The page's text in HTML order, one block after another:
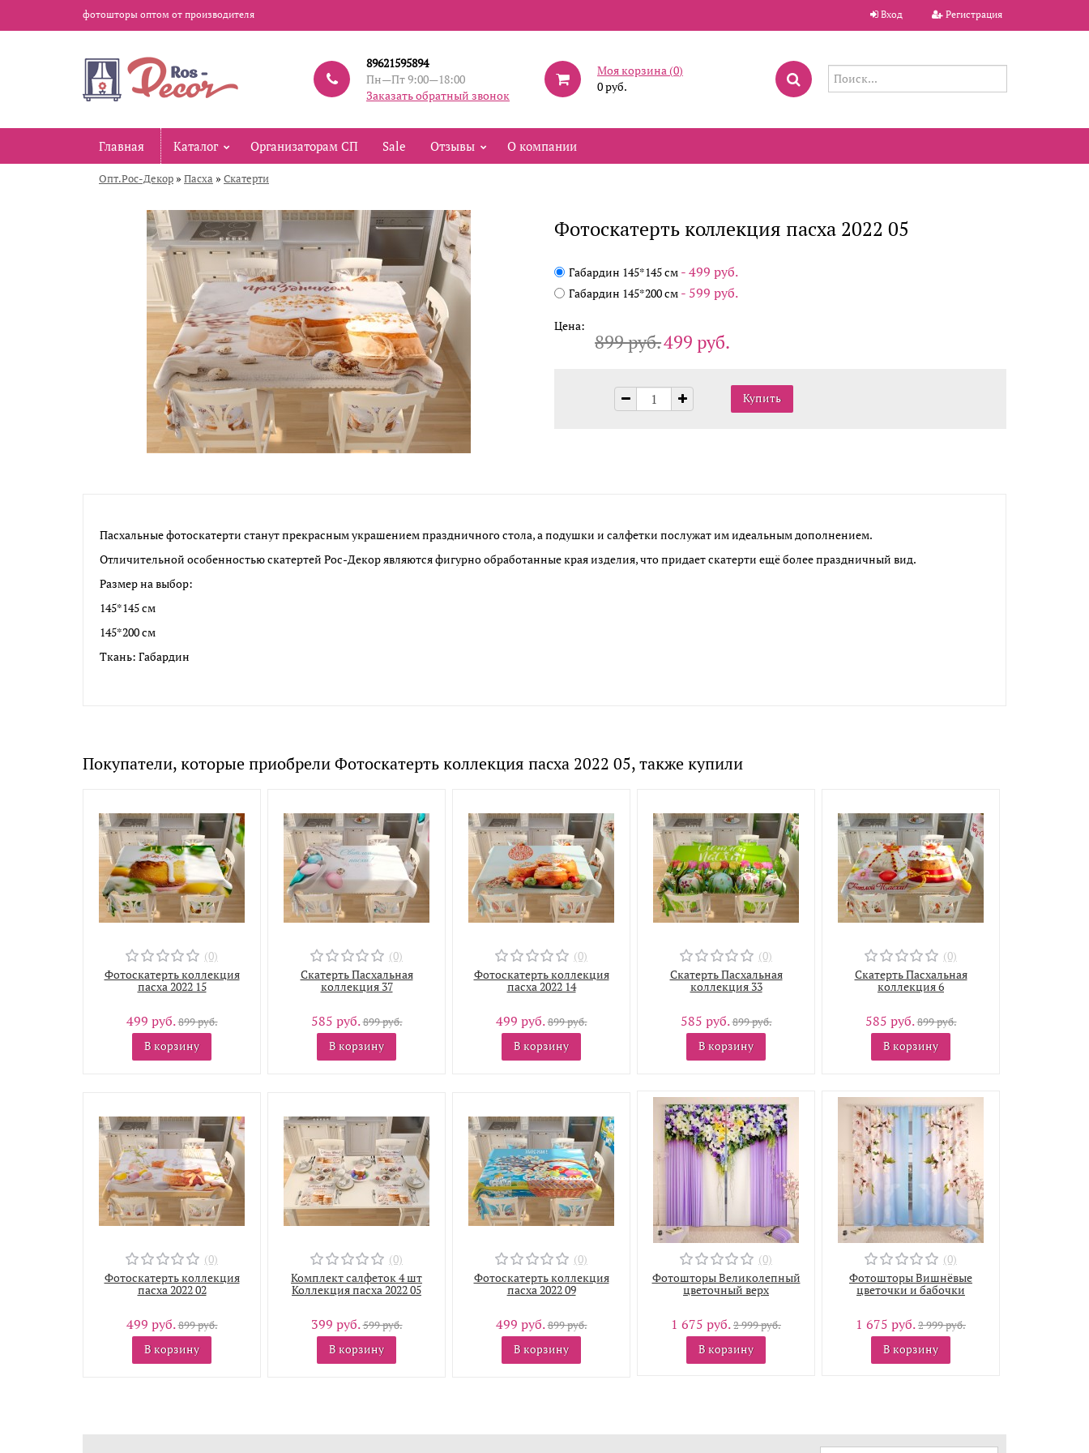
фотошторы оптом от производителя Вход Регистрация
89621595894
Пн—Пт 9:00—18:00
Заказать обратный звонок
Моя корзина (0)
0 руб.
Главная Каталог Организаторам СП Sale Отзывы О компании
Опт.Рос-Декор » Пасха » Скатерти
Фотоскатерть коллекция пасха 2022 05
Габардин 145*145 см - 499 руб.
Габардин 145*200 см - 599 руб.
Цена:
899 руб.499 руб.
Пасхальные фотоскатерти станут прекрасным украшением праздничного стола, а подушки и салфетки послужат им идеальным дополнением.
Отличительной особенностью скатертей Рос-Декор являются фигурно обработанные края изделия, что придает скатерти ещё более праздничный вид.
Размер на выбор:
145*145 см
145*200 см
Ткань: Габардин
Покупатели, которые приобрели Фотоскатерть коллекция пасха 2022 05, также купили
(0)
Фотоскатерть коллекция
пасха 2022 15
499 руб.899 руб.
В корзину
(0)
Скатерть Пасхальная
коллекция 37
585 руб.899 руб.
В корзину
(0)
Фотоскатерть коллекция
пасха 2022 14
499 руб.899 руб.
В корзину
(0)
Скатерть Пасхальная
коллекция 33
585 руб.899 руб.
В корзину
(0)
Скатерть Пасхальная
коллекция 6
585 руб.899 руб.
В корзину
(0)
Фотоскатерть коллекция
пасха 2022 02
499 руб.899 руб.
В корзину
(0)
Комплект салфеток 4 шт
Коллекция пасха 2022 05
399 руб.599 руб.
В корзину
(0)
Фотоскатерть коллекция
пасха 2022 09
499 руб.899 руб.
В корзину
(0)
Фотошторы Великолепный
цветочный верх
1 675 руб.2 999 руб.
В корзину
(0)
Фотошторы Вишнёвые
цветочки и бабочки
1 675 руб.2 999 руб.
В корзину